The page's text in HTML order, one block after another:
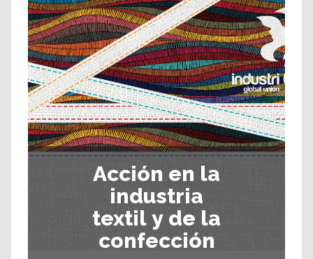
Acción en la
industria
textil y de la
confección